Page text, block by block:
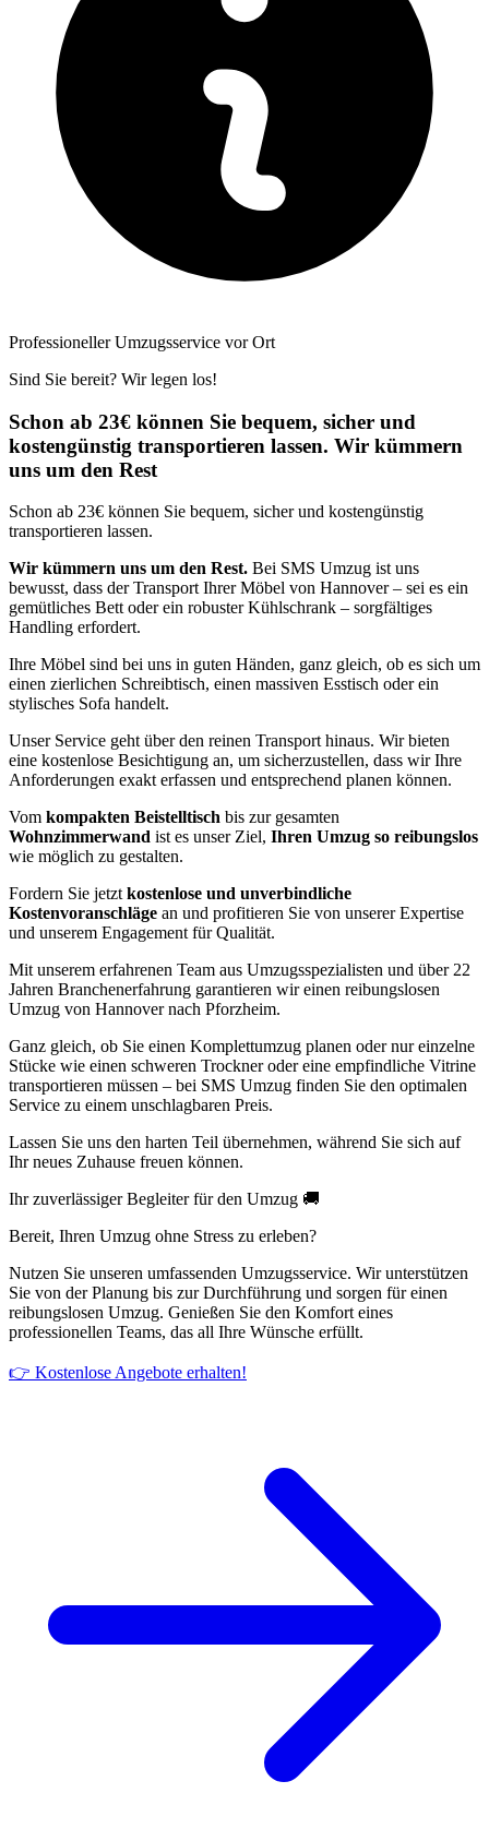
Professioneller Umzugsservice vor Ort
Sind Sie bereit? Wir legen los!
Schon ab 23€ können Sie bequem, sicher und
kostengünstig transportieren lassen. Wir kümmern
uns um den Rest
Schon ab 23€ können Sie bequem, sicher und kostengünstig
transportieren lassen.
Wir kümmern uns um den Rest. Bei SMS Umzug ist uns
bewusst, dass der Transport Ihrer Möbel von Hannover – sei es ein
gemütliches Bett oder ein robuster Kühlschrank – sorgfältiges
Handling erfordert.
Ihre Möbel sind bei uns in guten Händen, ganz gleich, ob es sich um
einen zierlichen Schreibtisch, einen massiven Esstisch oder ein
stylisches Sofa handelt.
Unser Service geht über den reinen Transport hinaus. Wir bieten
eine kostenlose Besichtigung an, um sicherzustellen, dass wir Ihre
Anforderungen exakt erfassen und entsprechend planen können.
Vom kompakten Beistelltisch bis zur gesamten
Wohnzimmerwand ist es unser Ziel, Ihren Umzug so reibungslos
wie möglich zu gestalten.
Fordern Sie jetzt kostenlose und unverbindliche
Kostenvoranschläge an und profitieren Sie von unserer Expertise
und unserem Engagement für Qualität.
Mit unserem erfahrenen Team aus Umzugsspezialisten und über 22
Jahren Branchenerfahrung garantieren wir einen reibungslosen
Umzug von Hannover nach Pforzheim.
Ganz gleich, ob Sie einen Komplettumzug planen oder nur einzelne
Stücke wie einen schweren Trockner oder eine empfindliche Vitrine
transportieren müssen – bei SMS Umzug finden Sie den optimalen
Service zu einem unschlagbaren Preis.
Lassen Sie uns den harten Teil übernehmen, während Sie sich auf
Ihr neues Zuhause freuen können.
Ihr zuverlässiger Begleiter für den Umzug 🚚
Bereit, Ihren Umzug ohne Stress zu erleben?
Nutzen Sie unseren umfassenden Umzugsservice. Wir unterstützen
Sie von der Planung bis zur Durchführung und sorgen für einen
reibungslosen Umzug. Genießen Sie den Komfort eines
professionellen Teams, das all Ihre Wünsche erfüllt.
👉 Kostenlose Angebote erhalten!